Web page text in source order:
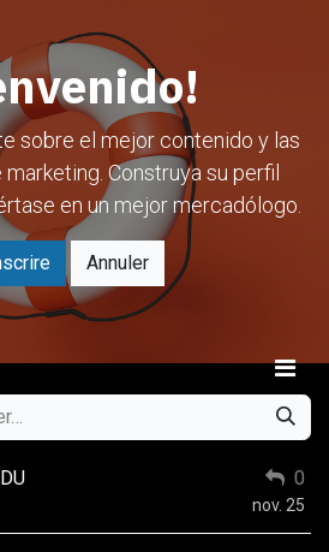
sobre el mejor contenido y las
Construya su perfil
en un mejor mercadólogo.
Annuler
0
nov. 25